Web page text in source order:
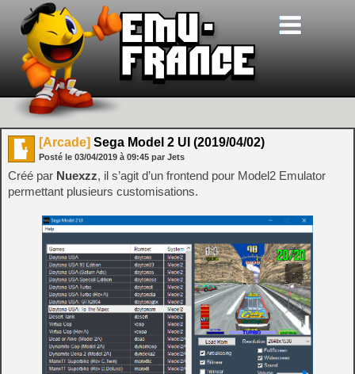
[Arcade] Sega Model 2 UI (2019/04/02)
Posté le 03/04/2019 à 09:45 par Jets
Créé par Nuexzz, il s’agit d’un frontend pour Model2 Emulator
permettant plusieurs customisations.